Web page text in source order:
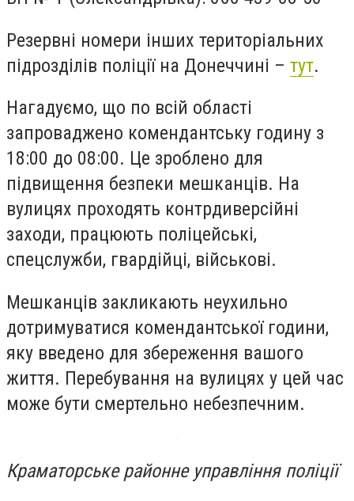
Резервні номери інших територіальних
підрозділів поліції на Донеччині – тут.
Нагадуємо, що по всій області
запроваджено комендантську годину з
18:00 до 08:00. Це зроблено для
підвищення безпеки мешканців. На
вулицях проходять контрдиверсійні
заходи, працюють поліцейські,
спецслужби, гвардійці, військові.
Мешканців закликають неухильно
дотримуватися комендантської години,
яку введено для збереження вашого
життя. Перебування на вулицях у цей час
може бути смертельно небезпечним.
Краматорське районне управління поліції